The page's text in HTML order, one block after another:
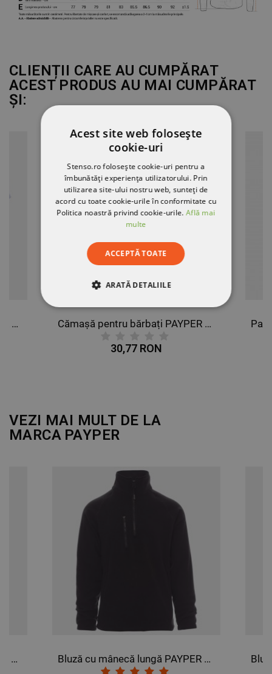
CLIENȚII CARE AU CUMPĂRAT
ACEST PRODUS AU MAI CUMPĂRAT
ȘI:
Cămașă pentru bărbați PAYPER SPECIALIST SUMMER Cămașă pentru bărbați PAYPER MIRAGE
30,77 RON
VEZI MAI MULT DE LA
MARCA PAYPER
Bluză cu mânecă lungă PAYPER DOLOMITI+ GRI INCHIS Bluză cu mânecă lungă PAYPER DOLOMITI+ NEGRU
Acest site web folosește
cookie-uri
Stenso.ro folosește cookie-uri pentru a
îmbunătăți experiența utilizatorului. Prin
utilizarea site-ului nostru web, sunteți de
acord cu toate cookie-urile în conformitate cu
Politica noastră privind cookie-urile.Află mai
multe
ACCEPTĂ TOATE
ARATĂ DETALIILE
NECLASIFICATE